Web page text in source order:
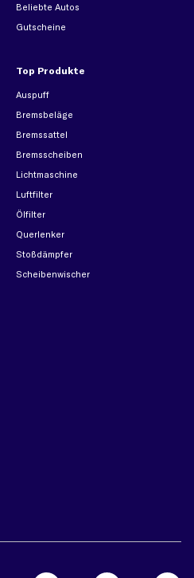
Beliebte Autos
Gutscheine
Top Produkte
Auspuff
Bremsbeläge
Bremssattel
Bremsscheiben
Lichtmaschine
Luftfilter
Ölfilter
Querlenker
Stoßdämpfer
Scheibenwischer